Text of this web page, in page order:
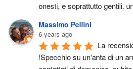
onesti, e soprattutto gentili.
Massimo Pellini
6 years ago
La
!Specchio su un'anta di un